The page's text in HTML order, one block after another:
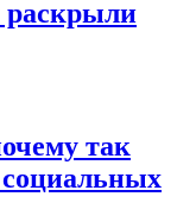
раскрыли
так
социальных